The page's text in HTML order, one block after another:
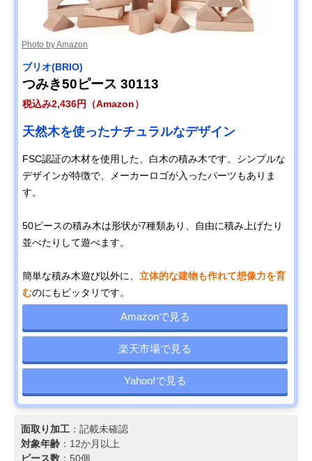
Photo by Amazon
ブリオ(BRIO)
つみき50ピース 30113
税込み2,436円（Amazon）
天然木を使ったナチュラルなデザイン
FSC認証の木材を使用した、白木の積み木です。シンプルな
デザインが特徴で、メーカーロゴが入ったパーツもありま
す。
50ピースの積み木は形状が7種類あり、自由に積み上げたり
並べたりして遊べます。
簡単な積み木遊び以外に、 立体的な建物も作れて想像力を育
むのにもピッタリです。
Amazonで見る
楽天市場で見る
Yahoo!で見る
面取り加工 ：記載未確認
対象年齢 ：12か月以上
ピース数 ：50個